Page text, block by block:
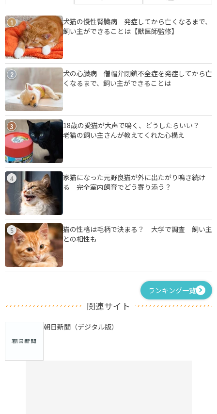
1
犬猫の慢性腎臓病 発症してから亡くなるまで、
飼い主ができることは【獣医師監修】
2
犬の心臓病 僧帽弁閉鎖不全症を発症してから亡
くなるまで、飼い主ができることは
3
18歳の愛猫が大声で鳴く、どうしたらいい？
老猫の飼い主さんが教えてくれた心構え
4
家猫になった元野良猫が外に出たがり鳴き続け
る 完全室内飼育でどう寄り添う？
5
猫の性格は毛柄で決まる？ 大学で調査 飼い主
との相性も
ランキング一覧
関連サイト
朝日新聞（デジタル版）